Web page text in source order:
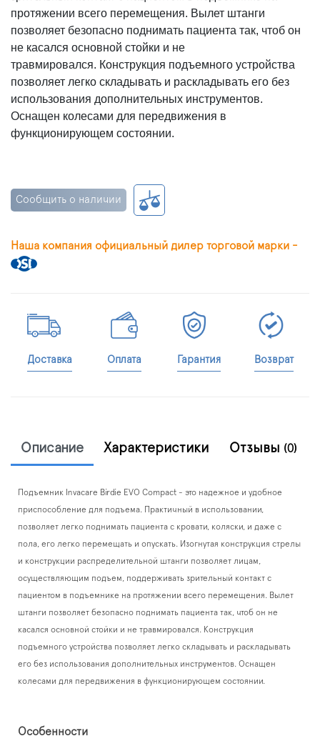
протяжении всего перемещения. Вылет штанги
позволяет безопасно поднимать пациента так, чтоб он
не касался основной стойки и не
травмировался. Конструкция подъемного устройства
позволяет легко складывать и раскладывать его без
использования дополнительных инструментов.
Оснащен колесами для передвижения в
функционирующем состоянии.
Сообщить о наличии
Наша компания официальный дилер торговой марки -
Доставка Оплата Гарантия Возврат
Описание Характеристики Отзывы (0)
Подъемник Invacare Birdie EVO Compact - это надежное и удобное
приспособление для подъема. Практичный в использовании,
позволяет легко поднимать пациента с кровати, коляски, и даже с
пола, его легко перемещать и опускать. Изогнутая конструкция стрелы
и конструкции распределительной штанги позволяет лицам,
осуществляющим подъем, поддерживать зрительный контакт с
пациентом в подъемнике на протяжении всего перемещения. Вылет
штанги позволяет безопасно поднимать пациента так, чтоб он не
касался основной стойки и не травмировался. Конструкция
подъемного устройства позволяет легко складывать и раскладывать
его без использования дополнительных инструментов. Оснащен
колесами для передвижения в функционирующем состоянии.
Особенности